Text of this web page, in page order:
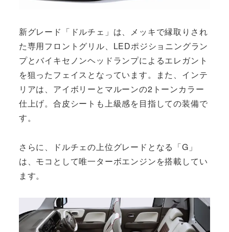
新グレード「ドルチェ」は、メッキで縁取りされ
た専用フロントグリル、LEDポジショニングラン
プとバイキセノンヘッドランプによるエレガント
を狙ったフェイスとなっています。また、インテ
リアは、アイボリーとマルーンの2トーンカラー
仕上げ。合皮シートも上級感を目指しての装備で
す。
さらに、ドルチェの上位グレードとなる「G」
は、モコとして唯一ターボエンジンを搭載してい
ます。